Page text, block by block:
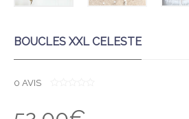
BOUCLES XXL CELESTE
0 AVIS
U